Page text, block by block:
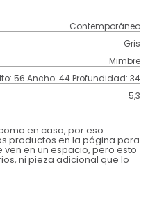
Contemporáneo
Gris
Mimbre
56 Ancho: 44 Profundidad: 34
5,3
en casa, por eso
productos en la página para
en un espacio, pero esto
ni pieza adicional que lo